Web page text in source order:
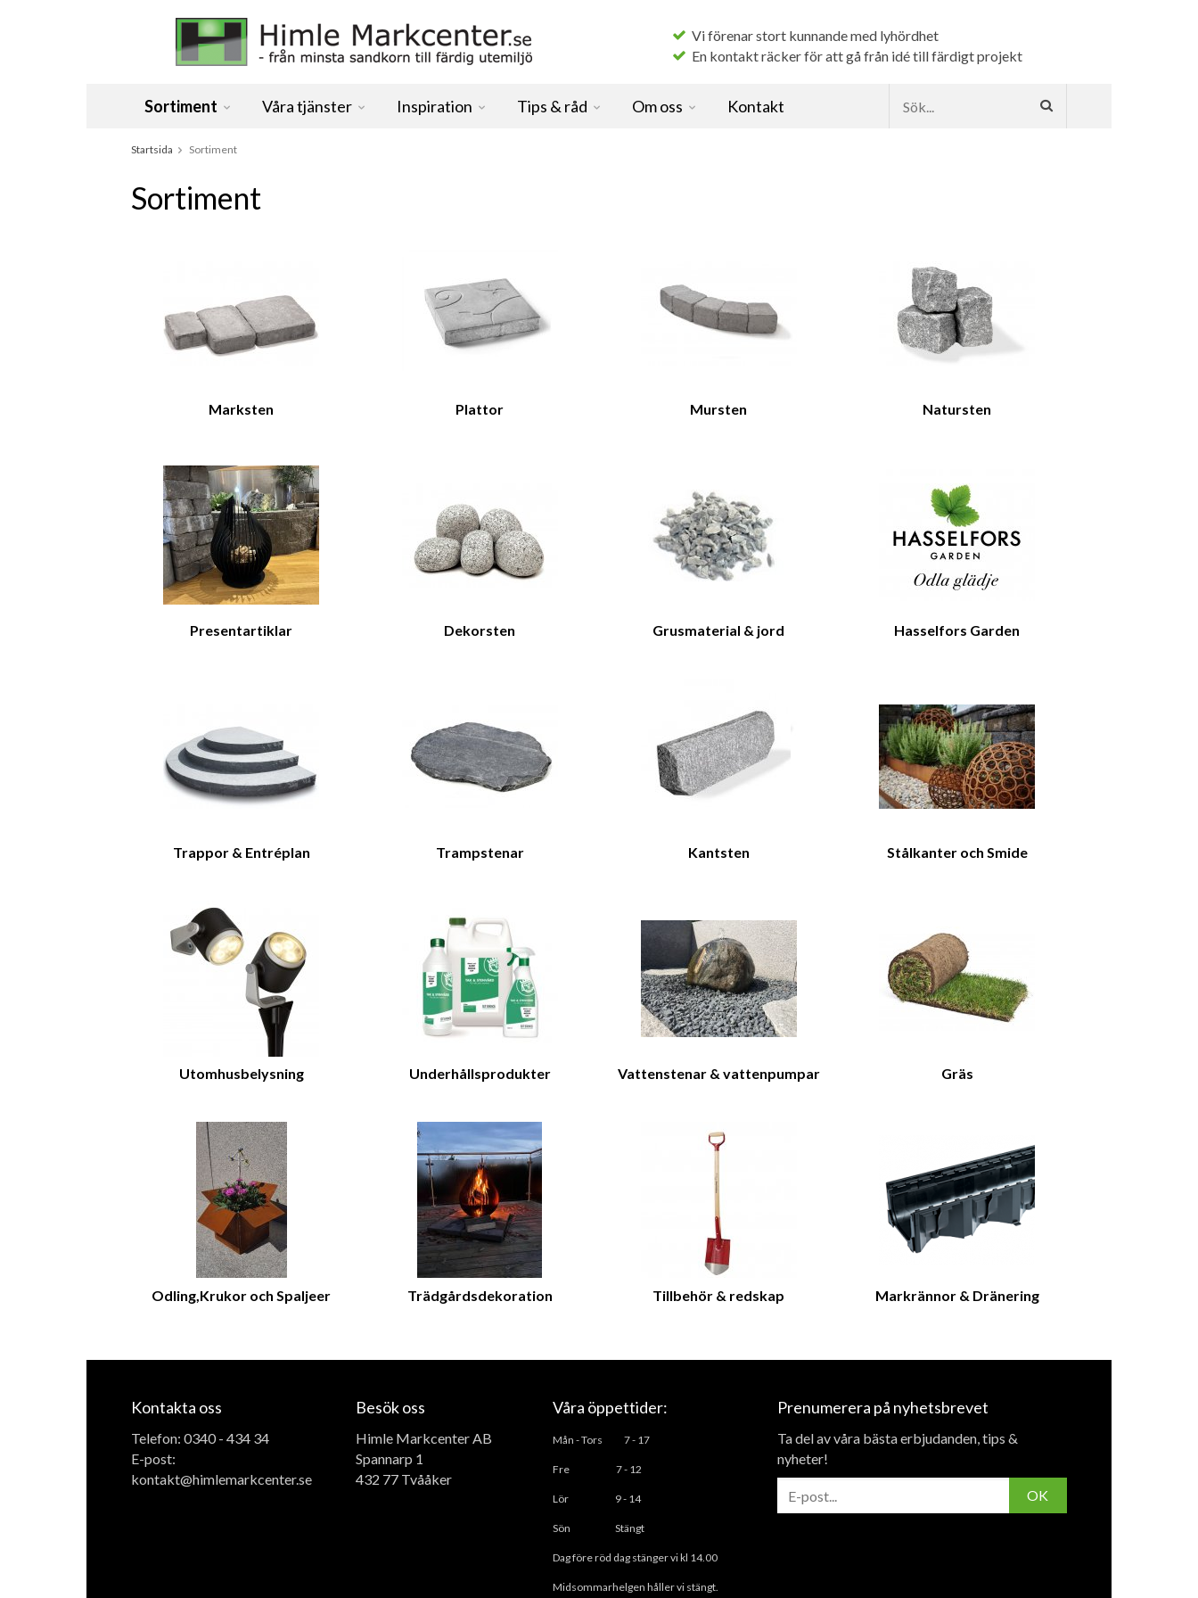
Vi förenar stort kunnande med lyhördhet
En kontakt räcker för att gå från idé till färdigt projekt
Sortiment Våra tjänster Inspiration Tips & råd Om oss Kontakt
Startsida Sortiment
Sortiment
Marksten Plattor Mursten Natursten
Presentartiklar Dekorsten Grusmaterial & jord Hasselfors Garden
Trappor & Entréplan Trampstenar Kantsten Stålkanter och Smide
Utomhusbelysning Underhållsprodukter Vattenstenar & vattenpumpar Gräs
Odling,Krukor och Spaljeer Trädgårdsdekoration Tillbehör & redskap Markrännor & Dränering
Kontakta oss
Telefon: 0340 - 434 34
E-post:
kontakt@himlemarkcenter.se
Besök oss
Himle Markcenter AB
Spannarp 1
432 77 Tvååker
Våra öppettider:
Mån - Tors 7 - 17
Fre 7 - 12
Lör 9 - 14
Sön Stängt
Dag före röd dag stänger vi kl 14.00
Midsommarhelgen håller vi stängt.
Prenumerera på nyhetsbrevet
Ta del av våra bästa erbjudanden, tips &
nyheter!
OK